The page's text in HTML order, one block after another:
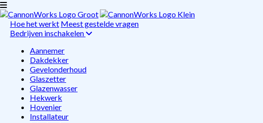
Hoe het werkt Meest gestelde vragen
Bedrijven inschakelen
Aannemer
Dakdekker
Gevelonderhoud
Glaszetter
Glazenwasser
Hekwerk
Hovenier
Installateur